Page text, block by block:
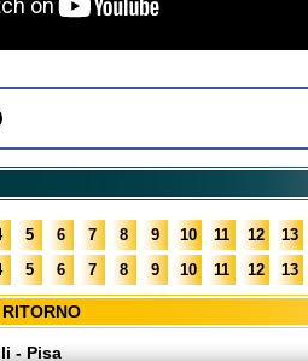
5 6 7 8 9 10 11 12 13
5 6 7 8 9 10 11 12 13
- Pisa